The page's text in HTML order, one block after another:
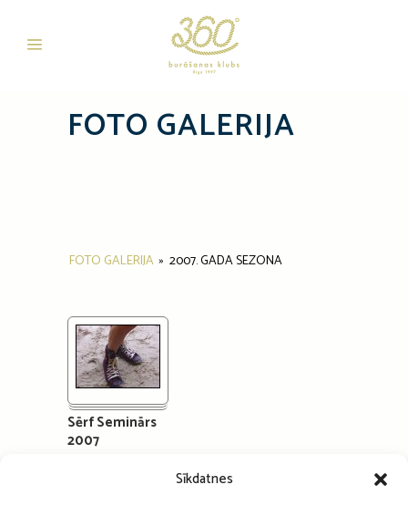
Sīkdatnes
FOTO GALERIJA
FOTO GALERIJA » 2007. GADA SEZONA
Sērf Seminārs
2007